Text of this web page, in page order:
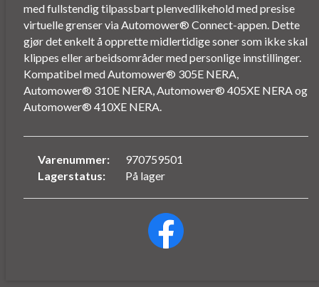
Varenummer:
970759501
Lagerstatus:
På lager
med fullstendig tilpassbart plenvedlikehold med presise
virtuelle grenser via Automower® Connect-appen. Dette
gjør det enkelt å opprette midlertidige soner som ikke skal
klippes eller arbeidsområder med personlige innstillinger.
Kompatibel med Automower® 305E NERA,
Automower® 310E NERA, Automower® 405XE NERA og
Automower® 410XE NERA.